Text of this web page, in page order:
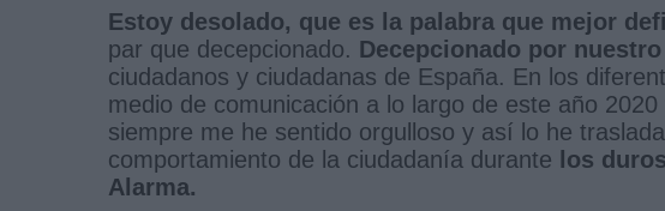
Estoy desolado, que es la palabra que mejor
par que decepcionado. Decepcionado por
ciudadanos y ciudadanas de España. En los
medio de comunicación a lo largo de este año
siempre me he sentido orgulloso y así lo he
comportamiento de la ciudadanía durante los
Alarma.